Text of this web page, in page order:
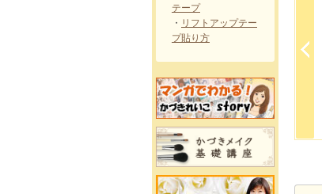
テープ
・ リフトアップテー
プ貼り方